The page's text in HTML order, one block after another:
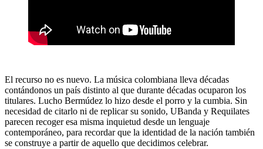
El recurso no es nuevo. La música colombiana lleva décadas
contándonos un país distinto al que durante décadas ocuparon los
titulares. Lucho Bermúdez lo hizo desde el porro y la cumbia. Sin
necesidad de citarlo ni de replicar su sonido, UBanda y Requilates
parecen recoger esa misma inquietud desde un lenguaje
contemporáneo, para recordar que la identidad de la nación también
se construye a partir de aquello que decidimos celebrar.